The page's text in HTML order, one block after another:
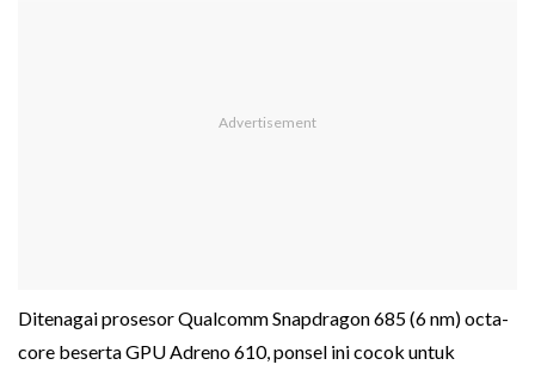
Ditenagai prosesor Qualcomm Snapdragon 685 (6 nm) octa-
core beserta GPU Adreno 610, ponsel ini cocok untuk